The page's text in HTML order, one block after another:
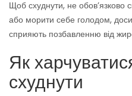
Щоб схуднути, не обов’язково
або морити себе голодом,
сприяють позбавленню від
Як
схуднути